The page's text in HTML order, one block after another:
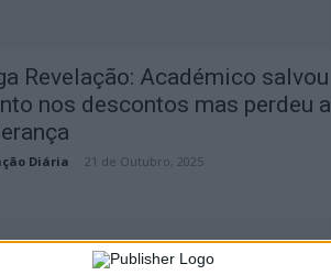
Revelação: Académico salvou
nos descontos mas perdeu a
Diária 21 de Outubro, 2025